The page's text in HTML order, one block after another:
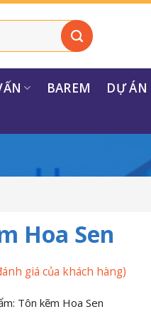
BAREM DỰ ÁN
Hoa Sen
giá của khách hàng)
Tôn kẽm Hoa Sen